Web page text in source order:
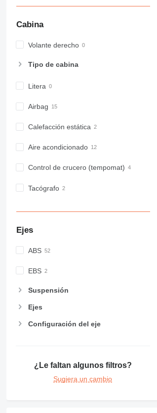
Cabina
Volante derecho
Tipo de cabina
Litera
Airbag
Calefacción estática
Aire acondicionado
Control de crucero (tempomat)
Tacógrafo
Ejes
ABS
EBS
Suspensión
Ejes
Configuración del eje
¿Le faltan algunos filtros?
Sugiera un cambio